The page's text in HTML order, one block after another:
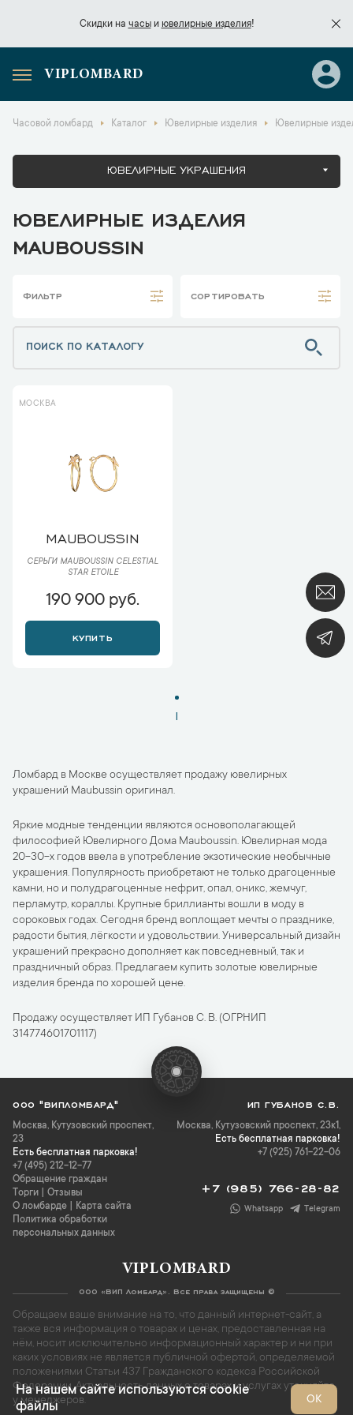
Скидки на часыи ювелирные изделия!
Скидки начасы
VIPLOMBARD
Часовой ломбард Каталог Ювелирные изделия Ювелирные
ЮВЕЛИРНЫЕ УКРАШЕНИЯ
ЮВЕЛИРНЫЕ ИЗДЕЛИЯ
MAUBOUSSIN
ФИЛЬТР СОРТИРОВАТЬ
МОСКВА
MAUBOUSSIN
СЕРЬГИ MAUBOUSSIN CELESTIAL
STAR ETOILE
190 900 руб.
КУПИТЬ
1
Ломбард в Москве осуществляет продажу ювелирных
украшений Maubussin оригинал.
Яркие модные тенденции являются основополагающей
философией Ювелирного Дома Mauboussin. Ювелирная мода
20-30-х годов ввела в употребление экзотические необычные
украшения. Популярность приобретают не только драгоценные
камни, но и полудрагоценные нефрит, опал, оникс, жемчуг,
перламутр, кораллы. Крупные бриллианты вошли в моду в
сороковых годах. Сегодня бренд воплощает мечты о празднике,
радости бытия, лёгкости и удовольствии. Универсальный дизайн
украшений прекрасно дополняет как повседневный, так и
праздничный образ. Предлагаем купить золотые ювелирные
изделия бренда по хорошей цене.
Продажу осуществляет ИП Губанов С. В. (ОГРНИП
314774601701117)
ООО "ВИПЛОМБАРД"
Москва, Кутузовский проспект,
23
Есть бесплатная парковка!
+7 (495) 212-12-77
Обращение граждан
Торги
Отзывы
О ломбарде
Карта сайта
Политика обработки
персональных данных
ИП ГУБАНОВ С.В.
Москва, Кутузовский проспект, 23к1,
Есть бесплатная парковка!
+7 (925) 761-22-06
+7 (985) 766-28-82
Whatsapp Telegram
VIPLOMBARD
ООО «ВИП Ломбард». Все права защищены ©
Обращаем ваше внимание на то, что данный интернет-сайт, а
также вся информация о товарах и ценах, предоставленная на
нём, носит исключительно информационный характер и ни при
каких условиях не является публичной офертой, определяемой
положениями Статьи 437 Гражданского кодекса Российской
Федерации. Актуальность данных о товарах и услугах уточняйте
у менеджеров.
На нашем сайте используются cookie
файлы
ОК